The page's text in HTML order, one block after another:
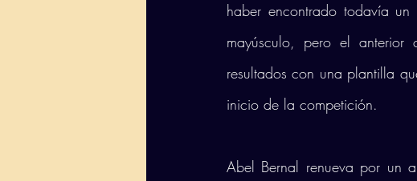
haber encontrado todavía
mayúsculo, pero el anterior
resultados con una plantilla
inicio de la competición.
Abel Bernal renueva por un